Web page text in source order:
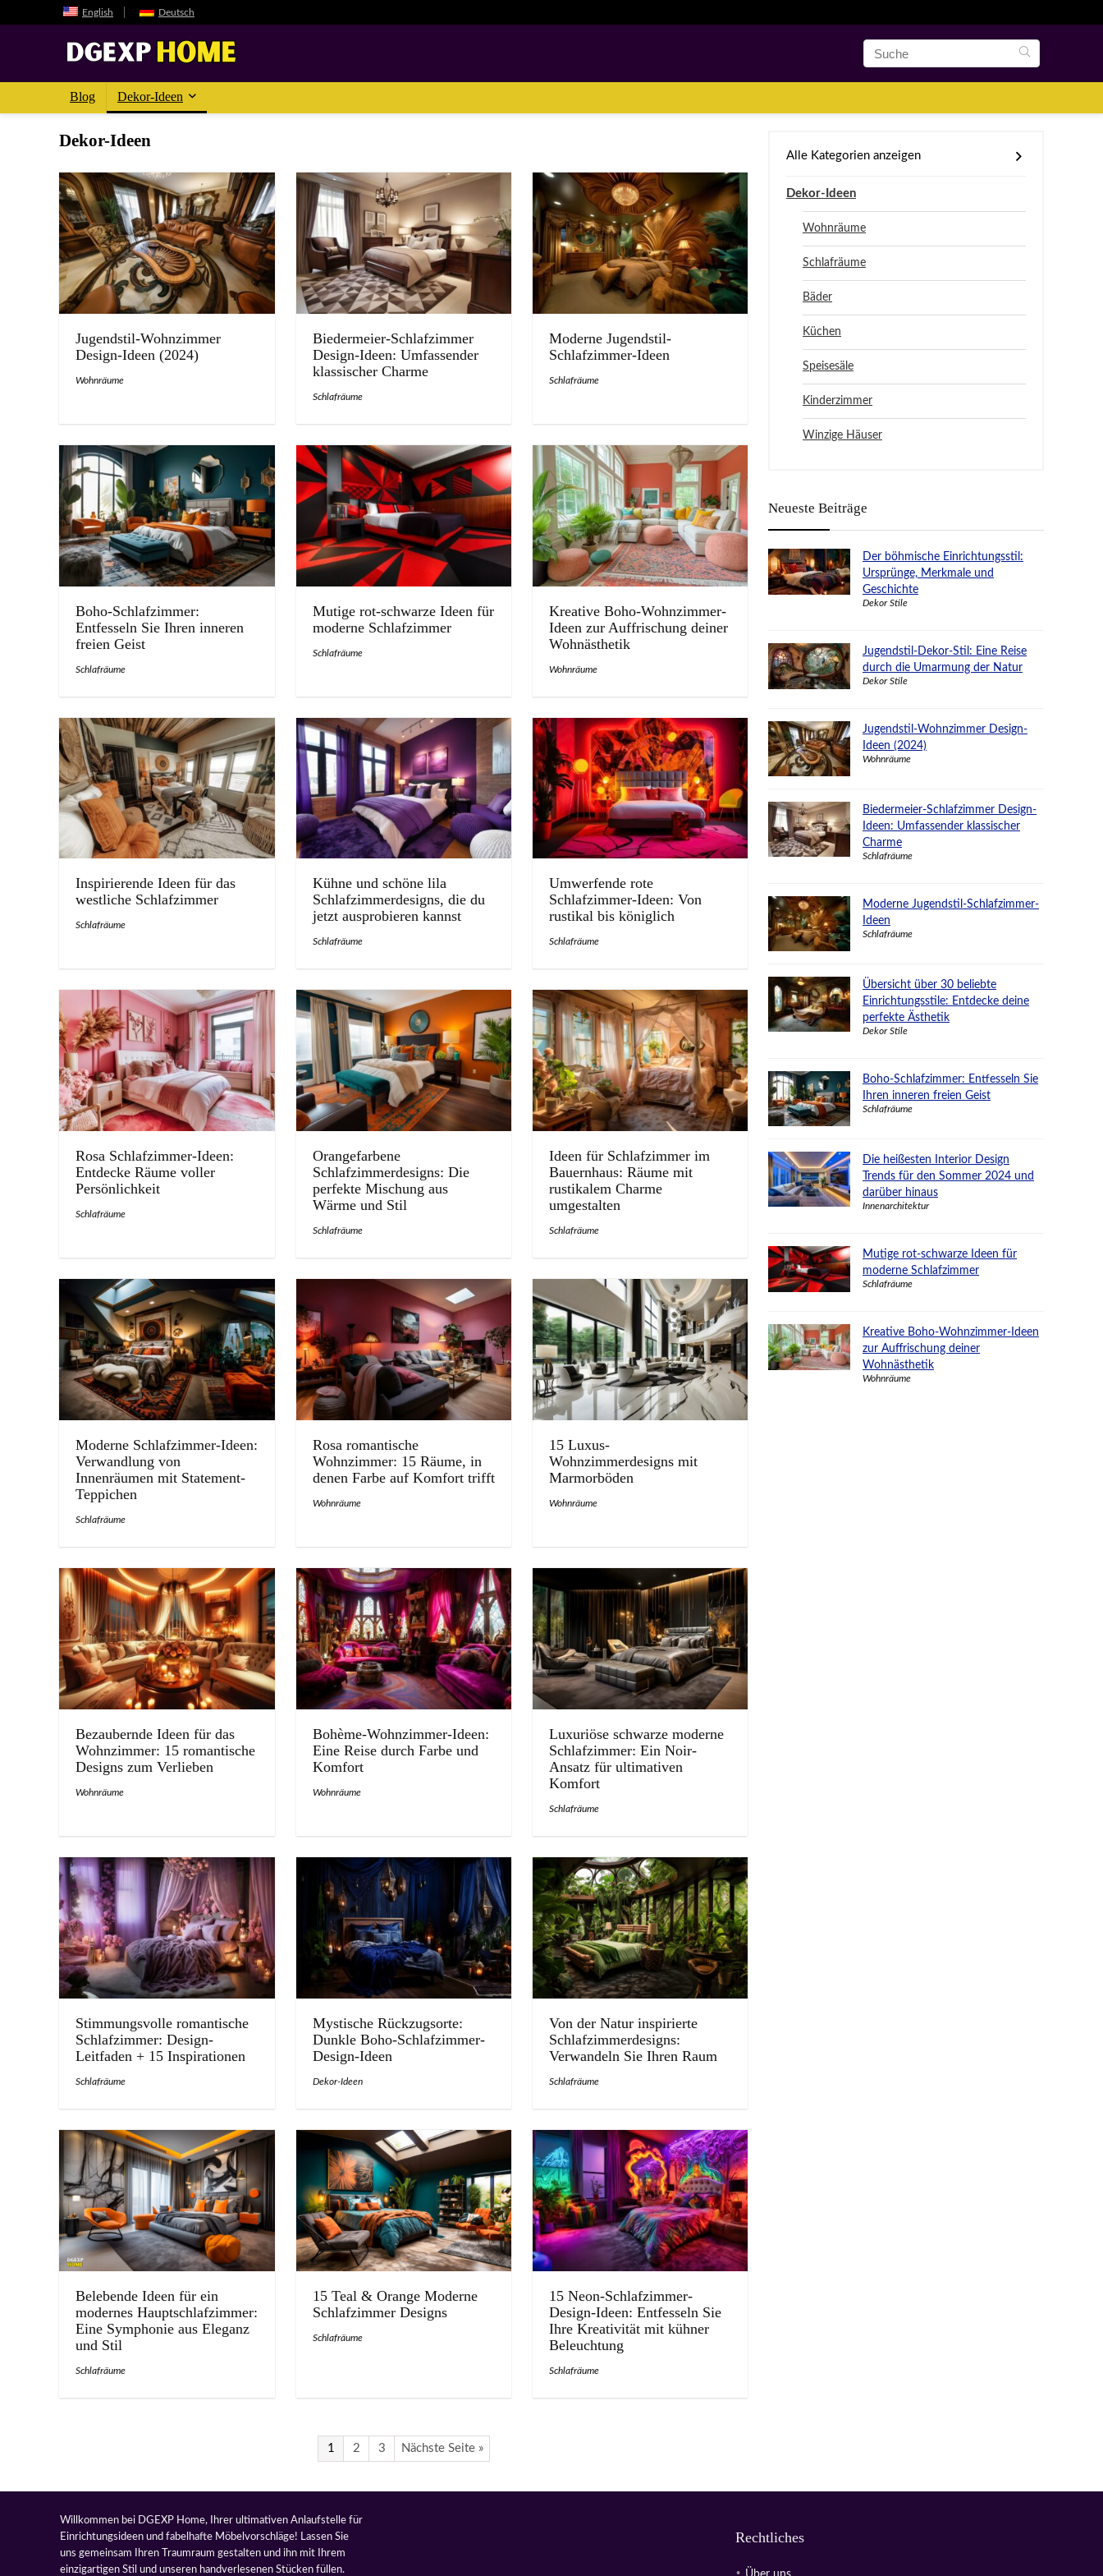
English Deutsch
Blog Dekor-Ideen
Dekor-Ideen
Jugendstil-Wohnzimmer
Design-Ideen (2024)
Wohnräume
Biedermeier-Schlafzimmer
Design-Ideen: Umfassender
klassischer Charme
Schlafräume
Moderne Jugendstil-
Schlafzimmer-Ideen
Schlafräume
Boho-Schlafzimmer:
Entfesseln Sie Ihren inneren
freien Geist
Schlafräume
Mutige rot-schwarze Ideen für
moderne Schlafzimmer
Schlafräume
Kreative Boho-Wohnzimmer-
Ideen zur Auffrischung deiner
Wohnästhetik
Wohnräume
Inspirierende Ideen für das
westliche Schlafzimmer
Schlafräume
Kühne und schöne lila
Schlafzimmerdesigns, die du
jetzt ausprobieren kannst
Schlafräume
Umwerfende rote
Schlafzimmer-Ideen: Von
rustikal bis königlich
Schlafräume
Rosa Schlafzimmer-Ideen:
Entdecke Räume voller
Persönlichkeit
Schlafräume
Orangefarbene
Schlafzimmerdesigns: Die
perfekte Mischung aus
Wärme und Stil
Schlafräume
Ideen für Schlafzimmer im
Bauernhaus: Räume mit
rustikalem Charme
umgestalten
Schlafräume
Moderne Schlafzimmer-Ideen:
Verwandlung von
Innenräumen mit Statement-
Teppichen
Schlafräume
Rosa romantische
Wohnzimmer: 15 Räume, in
denen Farbe auf Komfort trifft
Wohnräume
15 Luxus-
Wohnzimmerdesigns mit
Marmorböden
Wohnräume
Bezaubernde Ideen für das
Wohnzimmer: 15 romantische
Designs zum Verlieben
Wohnräume
Bohème-Wohnzimmer-Ideen:
Eine Reise durch Farbe und
Komfort
Wohnräume
Luxuriöse schwarze moderne
Schlafzimmer: Ein Noir-
Ansatz für ultimativen
Komfort
Schlafräume
Stimmungsvolle romantische
Schlafzimmer: Design-
Leitfaden + 15 Inspirationen
Schlafräume
Mystische Rückzugsorte:
Dunkle Boho-Schlafzimmer-
Design-Ideen
Dekor-Ideen
Von der Natur inspirierte
Schlafzimmerdesigns:
Verwandeln Sie Ihren Raum
Schlafräume
Belebende Ideen für ein
modernes Hauptschlafzimmer:
Eine Symphonie aus Eleganz
und Stil
Schlafräume
15 Teal & Orange Moderne
Schlafzimmer Designs
Schlafräume
15 Neon-Schlafzimmer-
Design-Ideen: Entfesseln Sie
Ihre Kreativität mit kühner
Beleuchtung
Schlafräume
1 2 3 Nächste Seite »
Alle Kategorien anzeigen
Dekor-Ideen
Wohnräume
Schlafräume
Bäder
Küchen
Speisesäle
Kinderzimmer
Winzige Häuser
Neueste Beiträge
Der böhmische Einrichtungsstil:
Ursprünge, Merkmale und
Geschichte
Dekor Stile
Jugendstil-Dekor-Stil: Eine Reise
durch die Umarmung der Natur
Dekor Stile
Jugendstil-Wohnzimmer Design-
Ideen (2024)
Wohnräume
Biedermeier-Schlafzimmer Design-
Ideen: Umfassender klassischer
Charme
Schlafräume
Moderne Jugendstil-Schlafzimmer-
Ideen
Schlafräume
Übersicht über 30 beliebte
Einrichtungsstile: Entdecke deine
perfekte Ästhetik
Dekor Stile
Boho-Schlafzimmer: Entfesseln Sie
Ihren inneren freien Geist
Schlafräume
Die heißesten Interior Design
Trends für den Sommer 2024 und
darüber hinaus
Innenarchitektur
Mutige rot-schwarze Ideen für
moderne Schlafzimmer
Schlafräume
Kreative Boho-Wohnzimmer-Ideen
zur Auffrischung deiner
Wohnästhetik
Wohnräume
Willkommen bei DGEXP Home, Ihrer ultimativen Anlaufstelle für
Einrichtungsideen und fabelhafte Möbelvorschläge! Lassen Sie
uns gemeinsam Ihren Traumraum gestalten und ihn mit Ihrem
einzigartigen Stil und unseren handverlesenen Stücken füllen.
Rechtliches